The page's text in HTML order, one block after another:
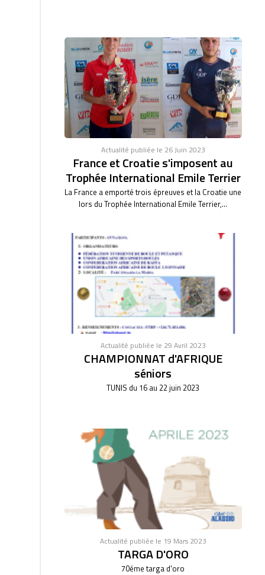
Actualité publiée le 26 Juin 2023
France et Croatie s'imposent au
Trophée International Emile Terrier
La France a emporté trois épreuves et la Croatie une
lors du Trophée International Emile Terrier,...
Actualité publiée le 29 Avril 2023
CHAMPIONNAT d'AFRIQUE
séniors
TUNIS du 16 au 22 juin 2023
Actualité publiée le 19 Mars 2023
TARGA D'ORO
70éme targa d'oro